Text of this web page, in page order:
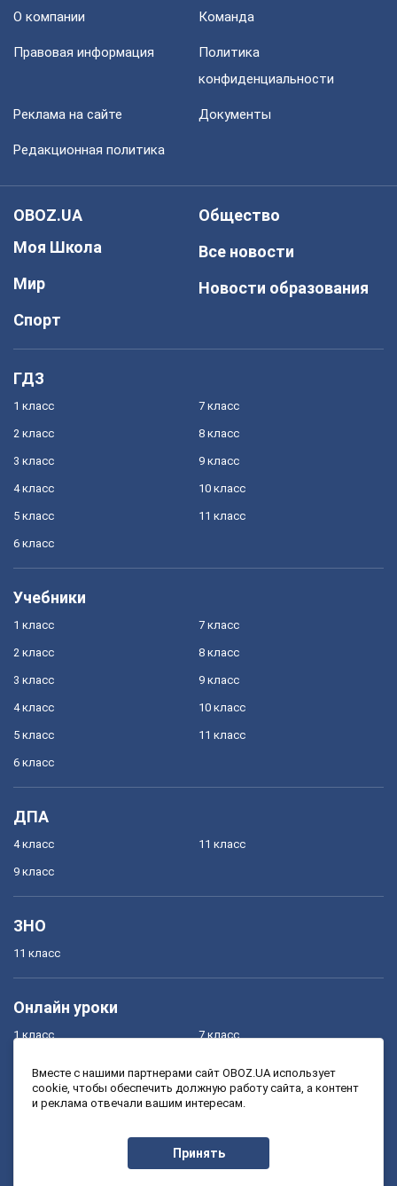
О компании Команда
Правовая информация
Политика
конфиденциальности
Реклама на сайте Документы
Редакционная политика
OBOZ.UA
Моя Школа
Мир
Спорт
Общество
Все новости
Новости образования
ГДЗ
1 класс
2 класс
3 класс
4 класс
5 класс
6 класс
7 класс
8 класс
9 класс
10 класс
11 класс
Учебники
1 класс
2 класс
3 класс
4 класс
5 класс
6 класс
7 класс
8 класс
9 класс
10 класс
11 класс
ДПА
4 класс
9 класс
11 класс
ЗНО
11 класс
Онлайн уроки
1 класс
3 класс
7 класс
9 класс
Вместе с нашими партнерами сайт OBOZ.UA использует
cookie, чтобы обеспечить должную работу сайта, а контент
и реклама отвечали вашим интересам.
Принять